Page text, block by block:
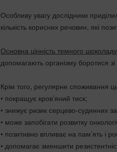
Особливу увагу дослідники
кількість корисних речовин, які
Основна цінність темного шоколаду
допомагають організму боротися
Крім того, регулярне споживання
• покращує кров’яний тиск;
• знижує ризик серцево-судинних
• може запобігати розвитку
• позитивно впливає на пам’ять і
• допомагає зменшити